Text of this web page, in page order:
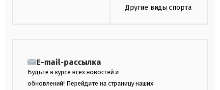
Другие виды спорта
E-mail-рассылка
Будьте в курсе всех новостей и
обновлений! Перейдите на страницу наших